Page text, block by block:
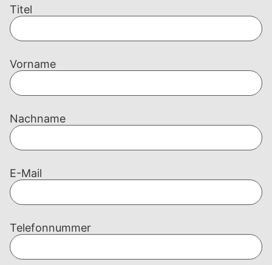
Titel
Vorname
Nachname
E-Mail
Telefonnummer